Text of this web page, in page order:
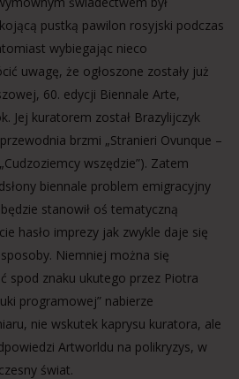
pustką pawilon rosyjski podczas
wybiegając nieco
uwagę, że ogłoszone zostały już
60. edycji Biennale Arte,
Jej kuratorem został Brazylijczyk
brzmi „Stranieri Ovunque –
wszędzie”). Zatem
biennale problem emigracyjny
stanowił oś tematyczną
hasło imprezy jak zwykle daje się
Niemniej można się
spod znaku ukutego przez Piotra
programowej” nabierze
nie wskutek kaprysu kuratora, ale
Artworldu na polikryzys, w
świat.